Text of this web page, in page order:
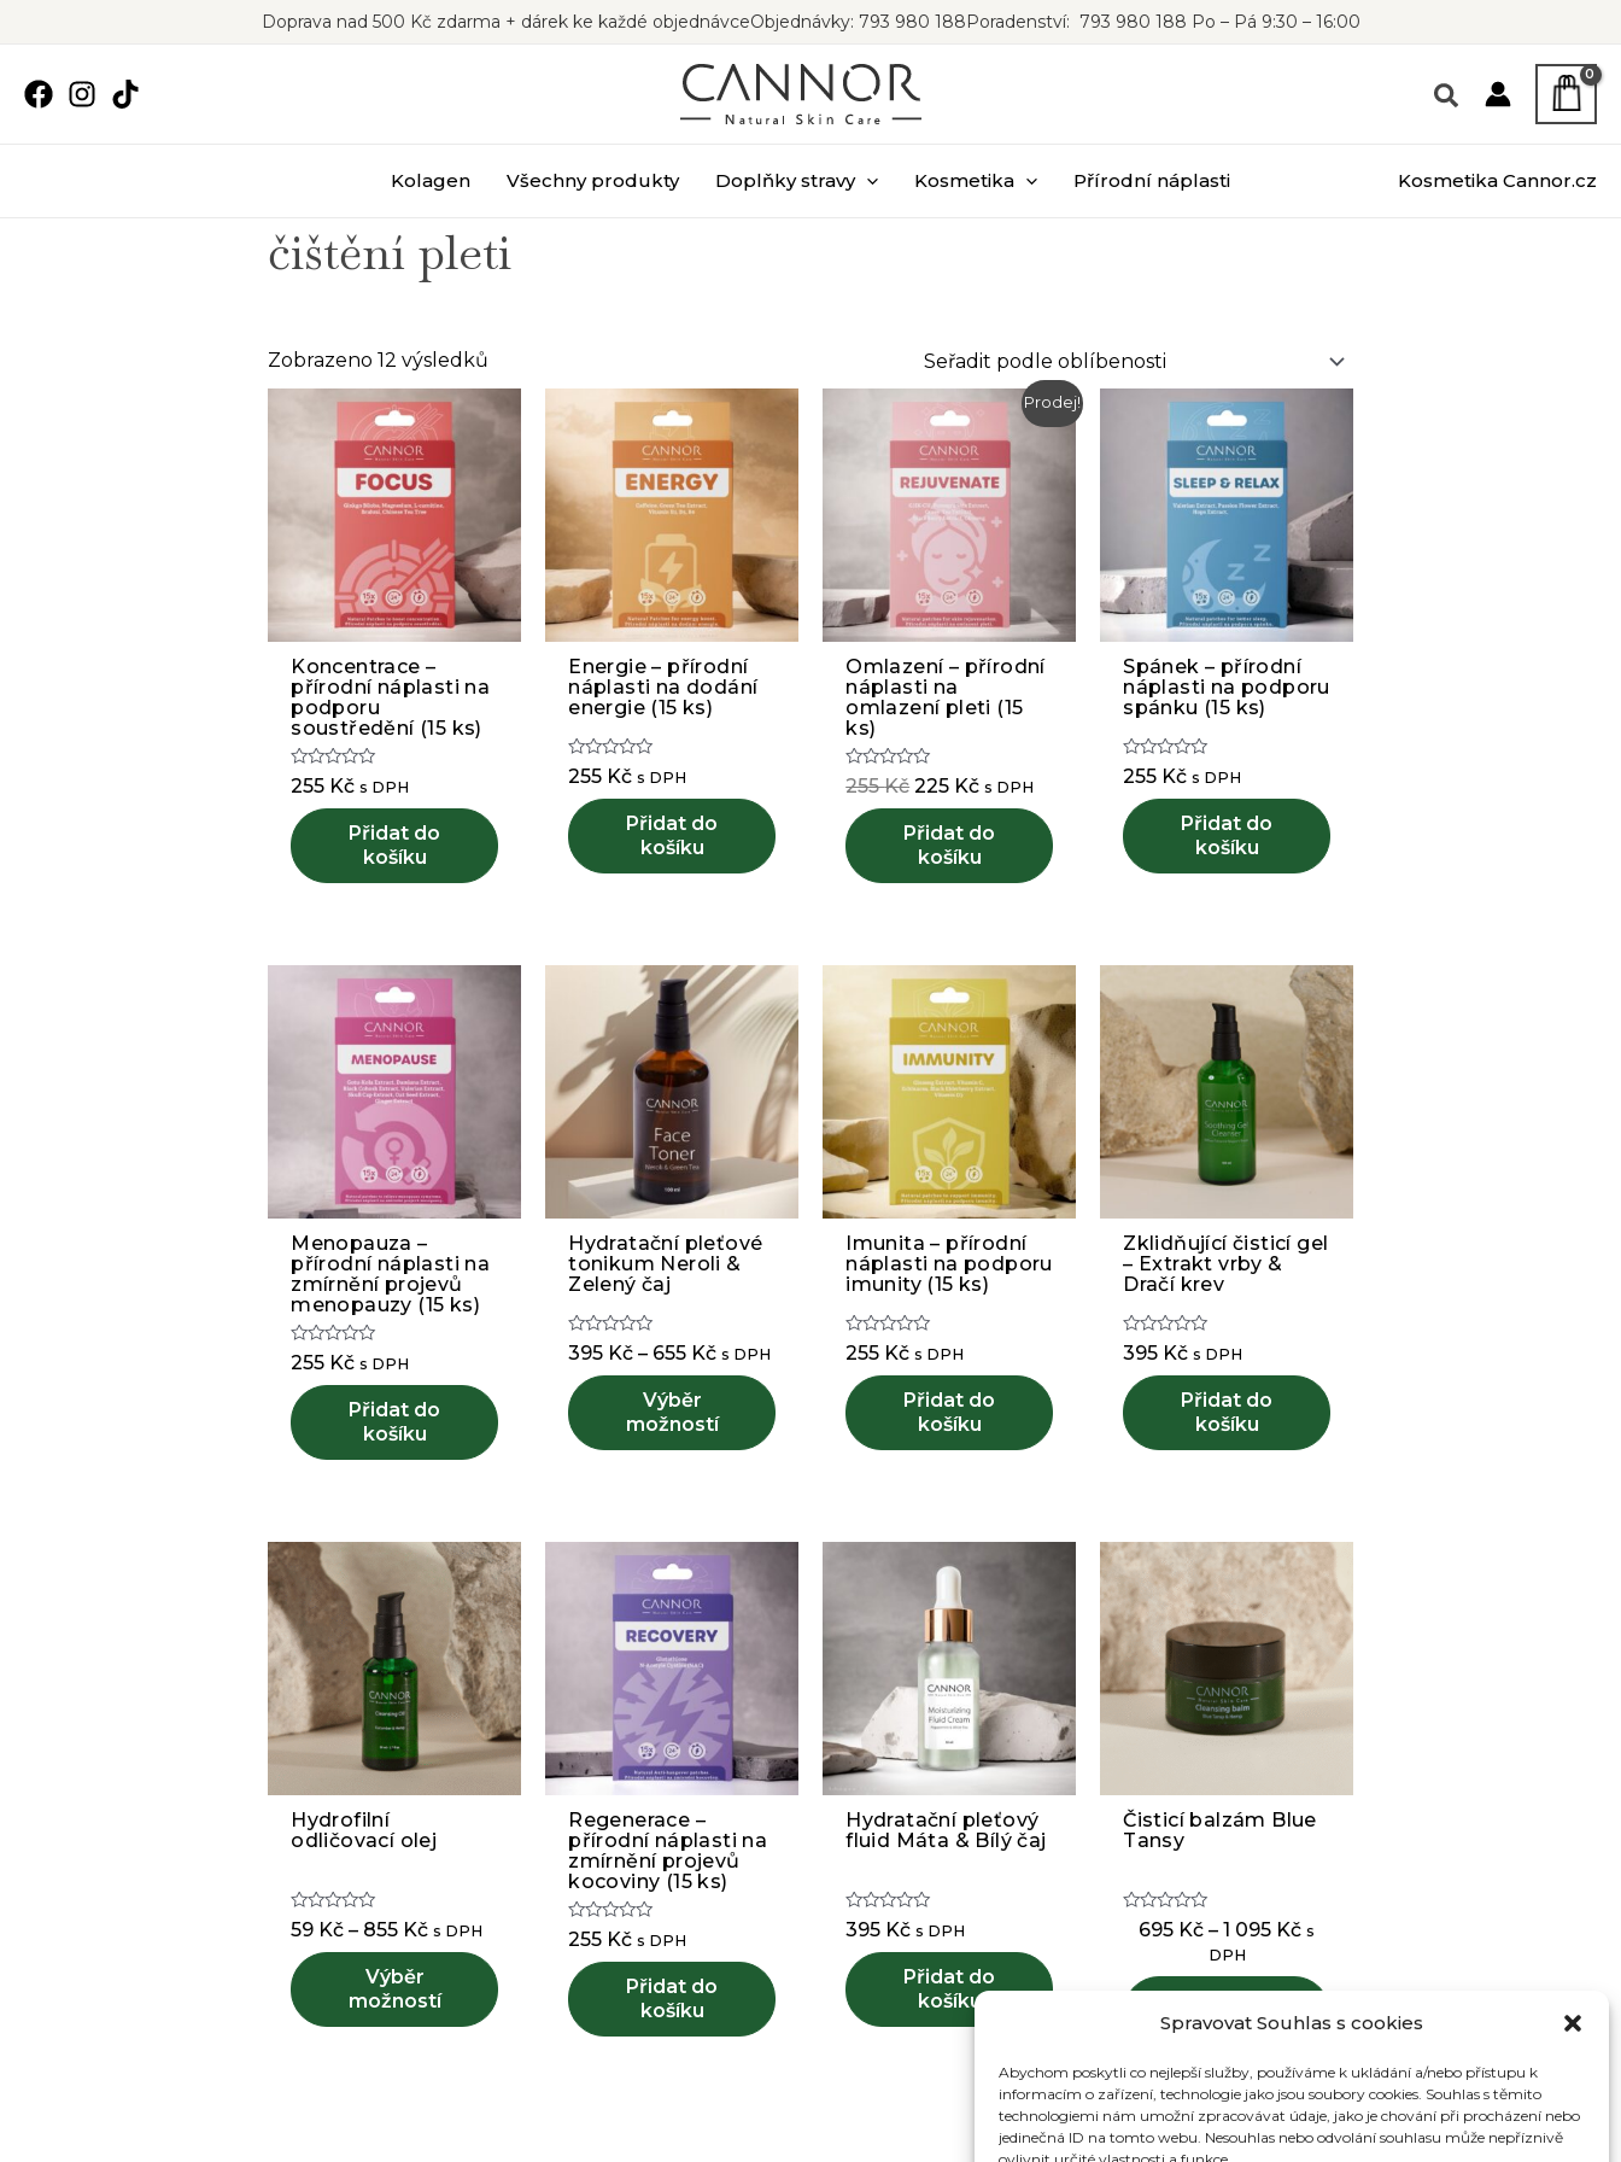
Spravovat Souhlas s cookies
Abychom poskytli co nejlepší služby, používáme k ukládání a/nebo přístupu k
informacím o zařízení, technologie jako jsou soubory cookies. Souhlas s těmito
technologiemi nám umožní zpracovávat údaje, jako je chování při procházení nebo
jedinečná ID na tomto webu. Nesouhlas nebo odvolání souhlasu může nepříznivě
Doprava nad 500 Kč zdarma + dárek ke každé objednávceObjednávky: 793 980 188Poradenství: 793 980 188 Po – Pá 9:30 – 16:00
Kolagen Všechny produkty Doplňky stravy Kosmetika Přírodní náplasti Kosmetika Cannor.cz
čištění pleti
Zobrazeno 12 výsledků
Hodnocení
0
5
Koncentrace –
přírodní náplasti na
podporu
soustředění (15 ks)
255 Kč s DPH
Přidat do
košíku
Hodnocení
0
5
Energie – přírodní
náplasti na dodání
energie (15 ks)
255 Kč s DPH
Přidat do
košíku
Prodej!
Hodnocení
0
5
Omlazení – přírodní
náplasti na
omlazení pleti (15
ks)
255Kč Původní
cena
byla:
255 Kč.
225 KčAktuální
cena
je:
225 Kč.
s DPH
Přidat do
košíku
Hodnocení
0
5
Spánek – přírodní
náplasti na podporu
spánku (15 ks)
255 Kč s DPH
Přidat do
košíku
Hodnocení
0
5
Menopauza –
přírodní náplasti na
zmírnění projevů
menopauzy (15 ks)
255 Kč s DPH
Přidat do
košíku
Hodnocení
0
5
Hydratační pleťové
tonikum Neroli &
Zelený čaj
395 Kč – 655 KčRozpětí
cen:
395 Kč
až
655 Kč
s DPH
Výběr
možností
Tento
produkt
více
variant.
Možnosti
lze
vybrat
Hodnocení
0
5
Imunita – přírodní
náplasti na podporu
imunity (15 ks)
255 Kč s DPH
Přidat do
košíku
Hodnocení
0
5
Zklidňující čisticí gel
– Extrakt vrby &
Dračí krev
395 Kč s DPH
Přidat do
košíku
Hodnocení
0
5
Hydrofilní
odličovací olej
59 Kč – 855 KčRozpětí
cen:
až
855 Kč
s DPH
Výběr
možností
Tento
produkt
více
variant.
Možnosti
lze
vybrat
Hodnocení
0
5
Regenerace –
přírodní náplasti na
zmírnění projevů
kocoviny (15 ks)
255 Kč s DPH
Přidat do
košíku
Hodnocení
0
5
Hydratační pleťový
fluid Máta & Bílý čaj
395 Kč s DPH
Přidat do
košíku
Hodnocení
Čisticí balzám Blue
Tansy
695 Kč – 1 095 KčRozpětí
695 Kč
1
s
DPH
možností
Tento
produkt
více
variant.
lze
vybrat
stránce
produktu